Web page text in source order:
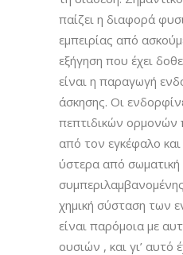
παίζει η διαφορά
εμπειρίας από
εξήγηση που έχει
είναι η παραγωγή
άσκησης. Οι
πεπτιδικών ορμονών
από τον εγκέφαλο
ύστερα από σωματική
χημική σύσταση των
είναι παρόμοια με
ουσιών , και γι’ αυτό